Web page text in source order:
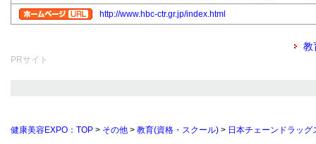
http://www.hbc-ctr.gr.jp/index.html
教
PRサイト
健康美容EXPO：TOP > その他 > 教育(資格・スクール) > 日本チェーンドラッ